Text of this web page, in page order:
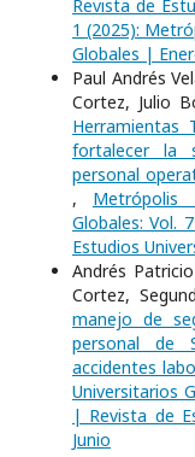
Revista de
1 (2025):
Globales |
Paul Andrés
Cortez, Julio
Herramientas
fortalecer la
personal
, Metrópolis
Globales: Vol.
Estudios
Andrés
Cortez,
manejo de
personal de
accidentes
Universitarios
| Revista de
Junio